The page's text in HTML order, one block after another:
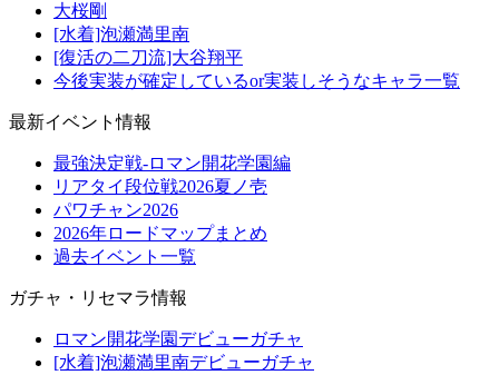
大桜剛
[水着]泡瀬満里南
[復活の二刀流]大谷翔平
今後実装が確定しているor実装しそうなキャラ一覧
最新イベント情報
最強決定戦-ロマン開花学園編
リアタイ段位戦2026夏ノ壱
パワチャン2026
2026年ロードマップまとめ
過去イベント一覧
ガチャ・リセマラ情報
ロマン開花学園デビューガチャ
[水着]泡瀬満里南デビューガチャ